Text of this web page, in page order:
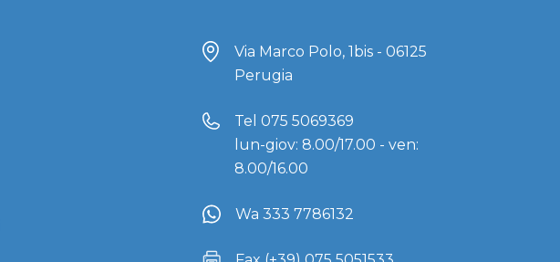
Via Marco Polo, 1bis - 06125
Perugia
Tel 075 5069369
lun-giov: 8.00/17.00 - ven:
8.00/16.00
Wa 333 7786132